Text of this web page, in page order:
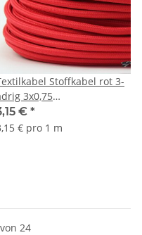
Stoffkabel rot 3-
3x0,75
3G
H03VV-F
€ *
€ pro 1 m
24